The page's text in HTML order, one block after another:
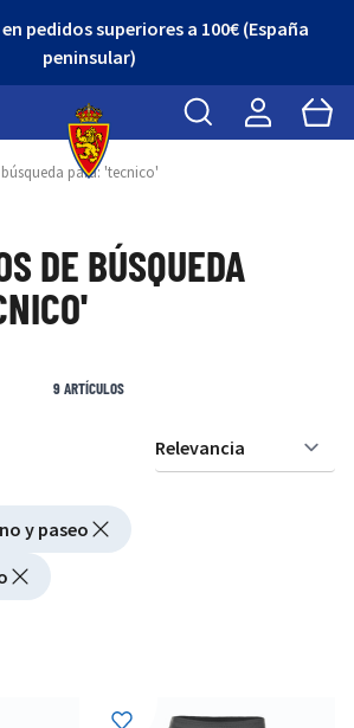
pedidos superiores a 100€ (España
peninsular)
Buscar Cart
para: 'tecnico'
DE BÚSQUEDA
y paseo
9ARTÍCULOS